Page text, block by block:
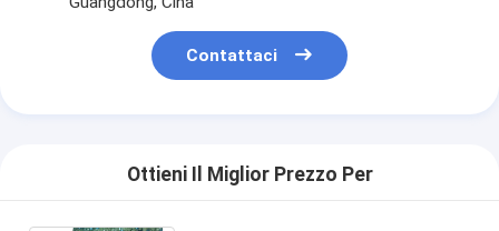
Contattaci
Ottieni Il Miglior Prezzo Per